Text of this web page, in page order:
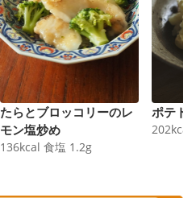
たらとブロッコリーのレ
モン塩炒め
136kcal 食塩 1.2g
ポテト
202kcal